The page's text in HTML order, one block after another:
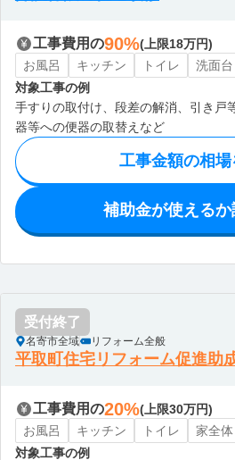
工事費用の90%(上限18万円)
お風呂
キッチン トイレ 洗面台
対象工事の例
手すりの取付け、段差の解消、引き戸
器等への便器の取替えなど
工事金額の相場
補助金が使える
受付終了
名寄市全域 リフォーム全般
平取町住宅リフォーム促進助
工事費用の20%(上限30万円)
お風呂
キッチン トイレ 家全体
対象工事の例